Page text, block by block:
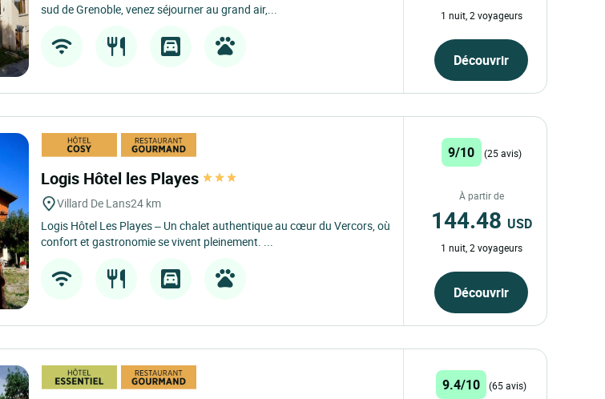
sud de Grenoble, venez séjourner au grand air,...
1 nuit, 2 voyageurs
Découvrir
Logis Hôtel les Playes
Villard De Lans24 km
Logis Hôtel Les Playes – Un chalet authentique au cœur du Vercors, où
confort et gastronomie se vivent pleinement. ...
9/10 (25 avis)
À partir de
144.48 USD
1 nuit, 2 voyageurs
Découvrir
9.4/10 (65 avis)